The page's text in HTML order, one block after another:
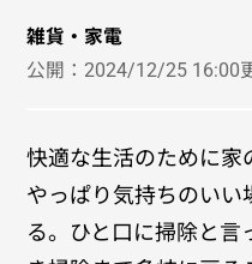
雑貨・家電
公開：2024/12/25 16:00
快適な生活のために
やっぱり気持ちのい
る。ひと口に掃除と言